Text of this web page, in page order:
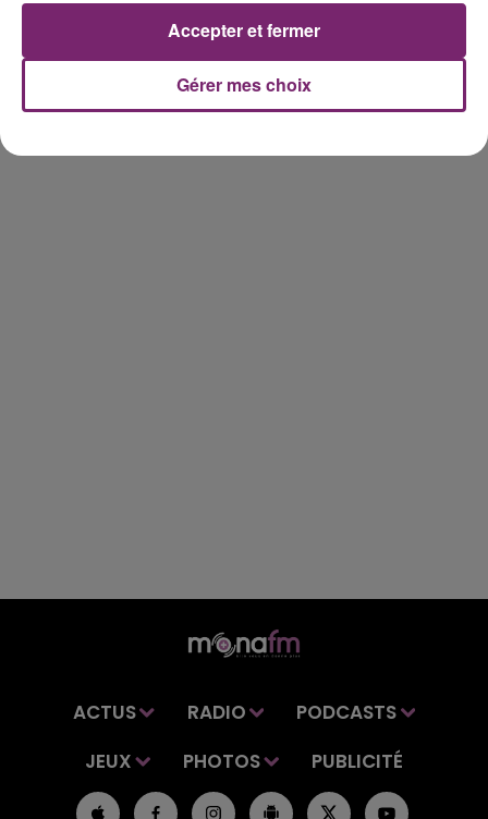
ACTUS RADIO
PODCASTS
JEUX
PHOTOS PUBLICITÉ
Gérer mes choix
Accepter et fermer